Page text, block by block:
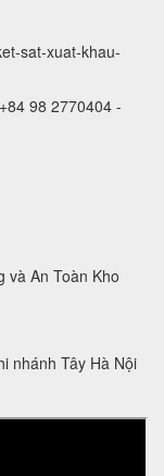
sat-xuat-khau-
98 2770404 -
và An Toàn Kho
nhánh Tây Hà Nội